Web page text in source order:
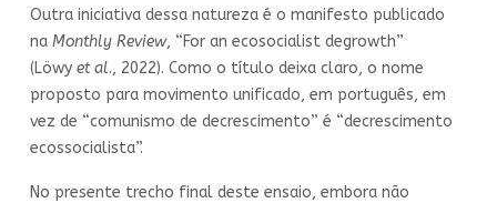
Outra iniciativa dessa natureza é o manifesto publicado
na Monthly Review, “For an ecosocialist degrowth”
(Löwy et al., 2022). Como o título deixa claro, o nome
proposto para movimento unificado, em português, em
vez de “comunismo de decrescimento” é “decrescimento
ecossocialista”.
No presente trecho final deste ensaio, embora não